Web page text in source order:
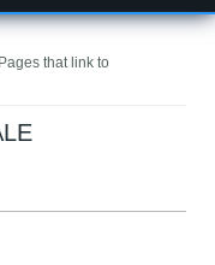
that link to